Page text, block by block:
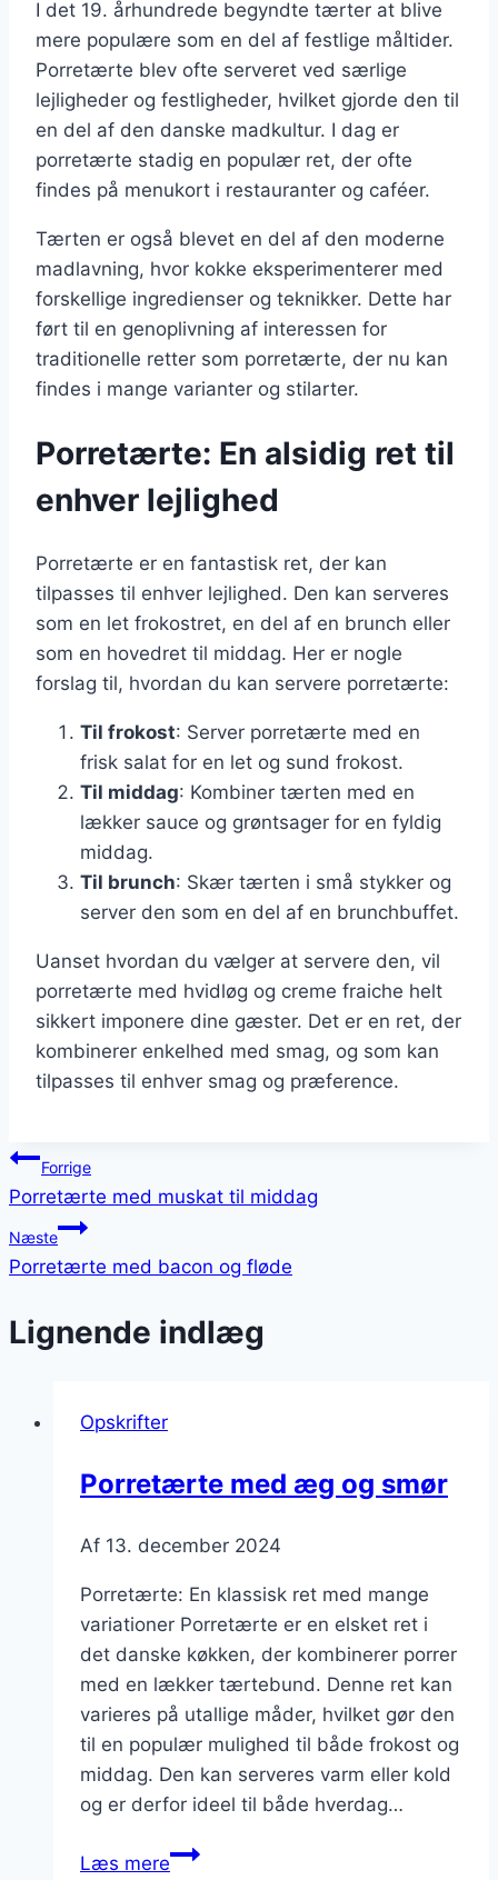
I det 19. århundrede begyndte tærter at blive
mere populære som en del af festlige måltider.
Porretærte blev ofte serveret ved særlige
lejligheder og festligheder, hvilket gjorde den til
en del af den danske madkultur. I dag er
porretærte stadig en populær ret, der ofte
findes på menukort i restauranter og caféer.
Tærten er også blevet en del af den moderne
madlavning, hvor kokke eksperimenterer med
forskellige ingredienser og teknikker. Dette har
ført til en genoplivning af interessen for
traditionelle retter som porretærte, der nu kan
findes i mange varianter og stilarter.
Porretærte: En alsidig ret til
enhver lejlighed
Porretærte er en fantastisk ret, der kan
tilpasses til enhver lejlighed. Den kan serveres
som en let frokostret, en del af en brunch eller
som en hovedret til middag. Her er nogle
forslag til, hvordan du kan servere porretærte:
Til frokost: Server porretærte med en
frisk salat for en let og sund frokost.
Til middag: Kombiner tærten med en
lækker sauce og grøntsager for en fyldig
middag.
Til brunch: Skær tærten i små stykker og
server den som en del af en brunchbuffet.
Uanset hvordan du vælger at servere den, vil
porretærte med hvidløg og creme fraiche helt
sikkert imponere dine gæster. Det er en ret, der
kombinerer enkelhed med smag, og som kan
tilpasses til enhver smag og præference.
Indlægsnavigation
Forrige
Porretærte med muskat til middag
Næste
Porretærte med bacon og fløde
Lignende indlæg
Opskrifter
Porretærte med æg og smør
Af 13. december 2024
Porretærte: En klassisk ret med mange
variationer Porretærte er en elsket ret i
det danske køkken, der kombinerer porrer
med en lækker tærtebund. Denne ret kan
varieres på utallige måder, hvilket gør den
til en populær mulighed til både frokost og
middag. Den kan serveres varm eller kold
og er derfor ideel til både hverdag…
Læs merePorretærte